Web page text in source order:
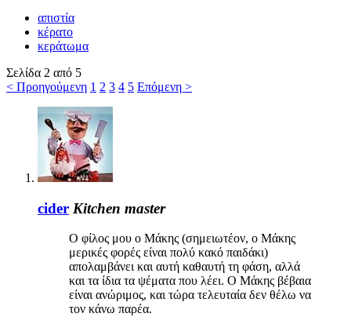
απιστία
κέρατο
κεράτωμα
Σελίδα 2 από 5
< Προηγούμενη 1 2 3 4 5 Επόμενη >
cider Kitchen master
Ο φίλος μου ο Μάκης (σημειωτέον, ο Μάκης
μερικές φορές είναι πολύ κακό παιδάκι)
απολαμβάνει και αυτή καθαυτή τη φάση, αλλά
και τα ίδια τα ψέματα που λέει. Ο Μάκης βέβαια
είναι ανώριμος, και τώρα τελευταία δεν θέλω να
τον κάνω παρέα.